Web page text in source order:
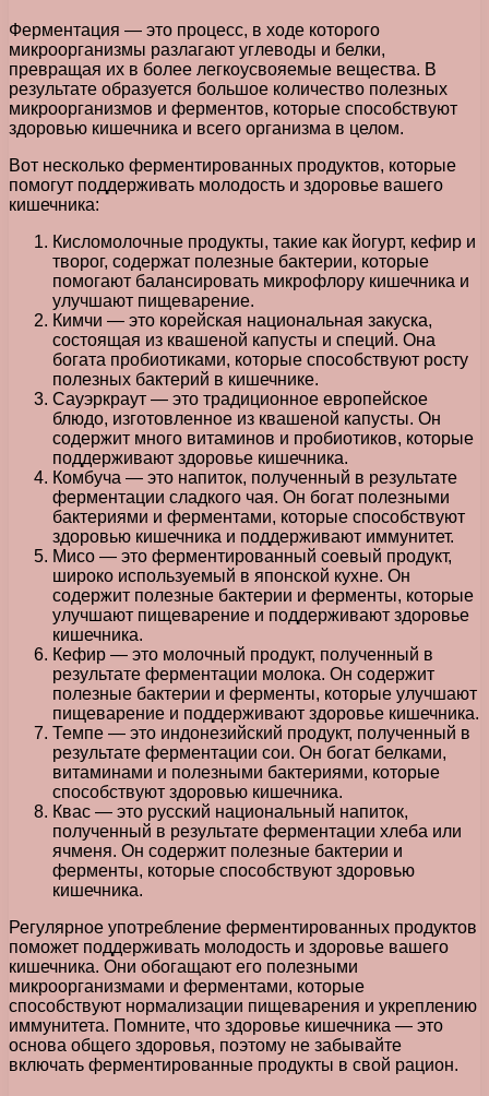
Ферментация — это процесс, в ходе которого
микроорганизмы разлагают углеводы и белки,
превращая их в более легкоусвояемые вещества. В
результате образуется большое количество полезных
микроорганизмов и ферментов, которые способствуют
здоровью кишечника и всего организма в целом.
Вот несколько ферментированных продуктов, которые
помогут поддерживать молодость и здоровье вашего
кишечника:
Кисломолочные продукты, такие как йогурт, кефир и
творог, содержат полезные бактерии, которые
помогают балансировать микрофлору кишечника и
улучшают пищеварение.
Кимчи — это корейская национальная закуска,
состоящая из квашеной капусты и специй. Она
богата пробиотиками, которые способствуют росту
полезных бактерий в кишечнике.
Сауэркраут — это традиционное европейское
блюдо, изготовленное из квашеной капусты. Он
содержит много витаминов и пробиотиков, которые
поддерживают здоровье кишечника.
Комбуча — это напиток, полученный в результате
ферментации сладкого чая. Он богат полезными
бактериями и ферментами, которые способствуют
здоровью кишечника и поддерживают иммунитет.
Мисо — это ферментированный соевый продукт,
широко используемый в японской кухне. Он
содержит полезные бактерии и ферменты, которые
улучшают пищеварение и поддерживают здоровье
кишечника.
Кефир — это молочный продукт, полученный в
результате ферментации молока. Он содержит
полезные бактерии и ферменты, которые улучшают
пищеварение и поддерживают здоровье кишечника.
Темпе — это индонезийский продукт, полученный в
результате ферментации сои. Он богат белками,
витаминами и полезными бактериями, которые
способствуют здоровью кишечника.
Квас — это русский национальный напиток,
полученный в результате ферментации хлеба или
ячменя. Он содержит полезные бактерии и
ферменты, которые способствуют здоровью
кишечника.
Регулярное употребление ферментированных продуктов
поможет поддерживать молодость и здоровье вашего
кишечника. Они обогащают его полезными
микроорганизмами и ферментами, которые
способствуют нормализации пищеварения и укреплению
иммунитета. Помните, что здоровье кишечника — это
основа общего здоровья, поэтому не забывайте
включать ферментированные продукты в свой рацион.